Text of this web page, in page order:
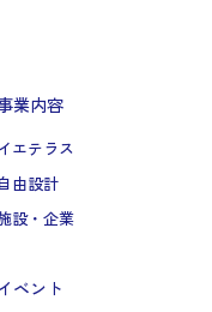
業内容
イエテラス
自由設計
設・企業
ベント